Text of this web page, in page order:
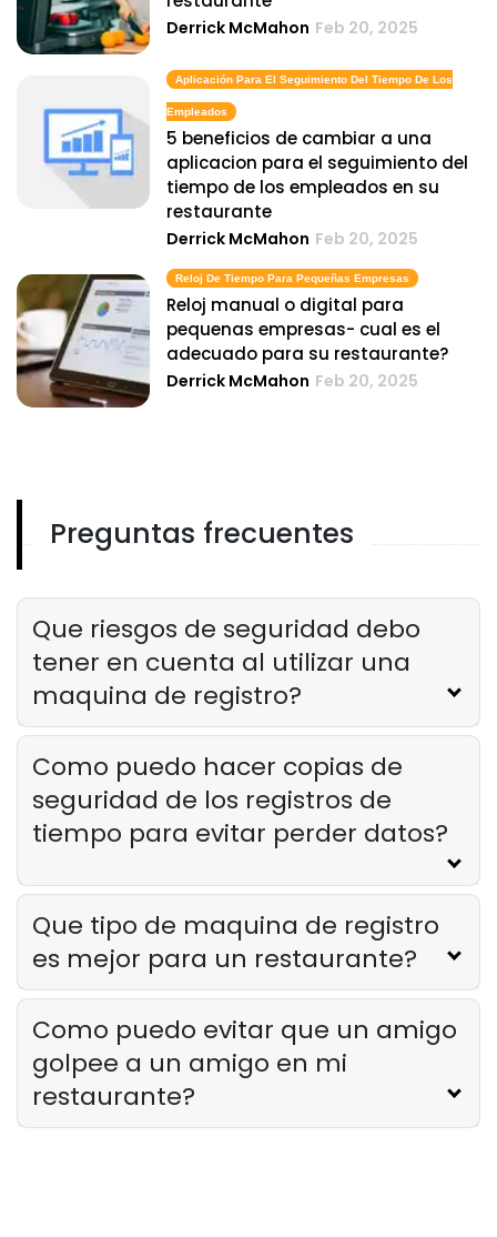
Derrick McMahon Feb 20, 2025
Aplicación Para El Seguimiento Del Tiempo De Los
Empleados
5 beneficios de cambiar a una
aplicacion para el seguimiento del
tiempo de los empleados en su
restaurante
Derrick McMahon Feb 20, 2025
Reloj De Tiempo Para Pequeñas Empresas
Reloj manual o digital para
pequenas empresas- cual es el
adecuado para su restaurante?
Derrick McMahon Feb 20, 2025
Derrick McMahon Feb 20, 2025
esencial para los restaurantes de
servicio rapido
Derrick McMahon
Preguntas frecuentes
Que riesgos de seguridad debo
tener en cuenta al utilizar una
maquina de registro?
Como puedo hacer copias de
seguridad de los registros de
tiempo para evitar perder datos?
Que tipo de maquina de registro
es mejor para un restaurante?
Como puedo evitar que un amigo
golpee a un amigo en mi
restaurante?